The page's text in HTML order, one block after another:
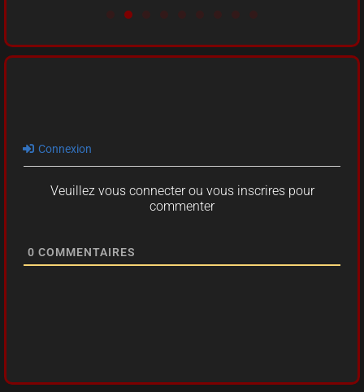
Connexion
Veuillez vous connecter ou vous inscrires pour
commenter
0 COMMENTAIRES